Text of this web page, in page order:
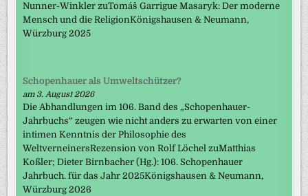
Nunner-Winkler zuTomáš Garrigue Masaryk: Der moderne
Mensch und die ReligionKönigshausen & Neumann,
Würzburg 2025
Schopenhauer als Umweltschützer?
am 3. August 2026
Die Abhandlungen im 106. Band des „Schopenhauer-
Jahrbuchs“ zeugen wie nicht anders zu erwarten von einer
intimen Kenntnis der Philosophie des
WeltverneinersRezension von Rolf Löchel zuMatthias
Koßler; Dieter Birnbacher (Hg.): 106. Schopenhauer
Jahrbuch. für das Jahr 2025Königshausen & Neumann,
Würzburg 2026